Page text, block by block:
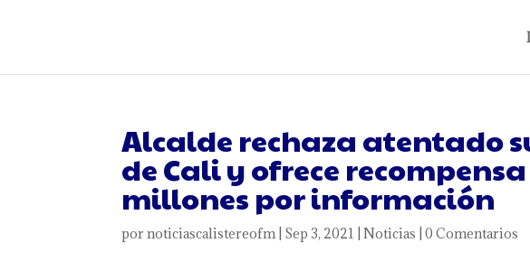
Alcalde rechaza atentado
de Cali y ofrece
millones por información
pornoticiascalistereofm| Sep 3, 2021 |Noticias |0 Comentarios